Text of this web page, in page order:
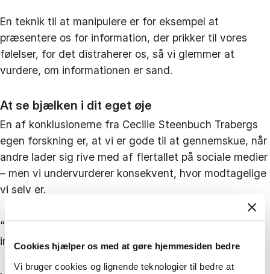
Cookies hjælper os med at gøre hjemmesiden bedre
Vi bruger cookies og lignende teknologier til bedre at
En teknik til at manipulere er for eksempel at
præsentere os for information, der prikker til vores
følelser, for det distraherer os, så vi glemmer at
vurdere, om informationen er sand.
At se bjælken i dit eget øje
En af konklusionerne fra Cecilie Steenbuch Trabergs
egen forskning er, at vi er gode til at gennemskue, når
andre lader sig rive med af flertallet på sociale medier
– men vi undervurderer konsekvent, hvor modtagelige
vi selv er.
“For det er nemmere at pege på fejl hos andre end at
indse, at de også findes hos en selv.”